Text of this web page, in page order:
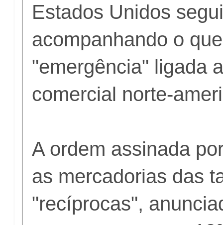
Estados Unidos
acompanhando o
"emergência" ligada
comercial norte-
A ordem assinada
as mercadorias das
"recíprocas",